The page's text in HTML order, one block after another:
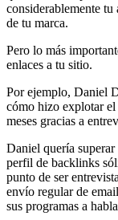
considerablemente tu
de tu marca.
Pero lo más
enlaces a tu sitio.
Por ejemplo, Daniel
cómo hizo explotar
meses gracias a
Daniel quería
perfil de backlinks
punto de ser
envío regular de
sus programas a